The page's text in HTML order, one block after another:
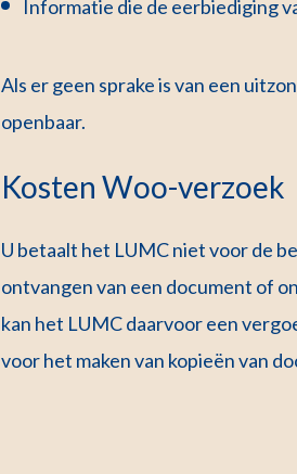
Informatie die de eerbiediging
Als er geen sprake is van een
openbaar.
Kosten Woo-verzoek
U betaalt het LUMC niet voor de
ontvangen van een document of
kan het LUMC daarvoor een
voor het maken van kopieën van